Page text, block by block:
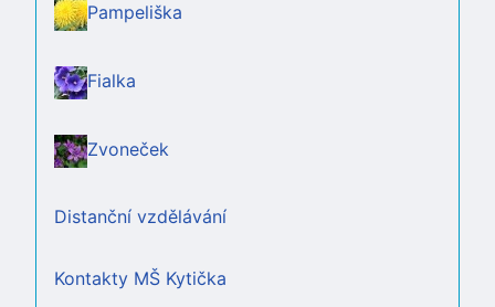
Pampeliška
Fialka
Zvoneček
Distanční vzdělávání
Kontakty MŠ Kytička